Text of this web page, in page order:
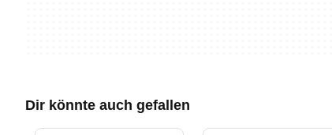
Dir könnte auch gefallen